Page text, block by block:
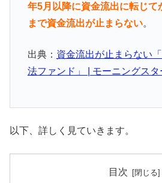
年5月以降に資金流出に転じて
まで資金流出が止まらない。
出典： 資金流出が止まらない
法ファンド」 | モーニングスタ
以下、詳しく見ていきます。
目次